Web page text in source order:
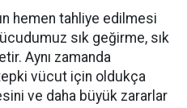
hemen tahliye edilmesi
sık geğirme, sık
Aynı zamanda
vücut için oldukça
ve daha büyük zararlar